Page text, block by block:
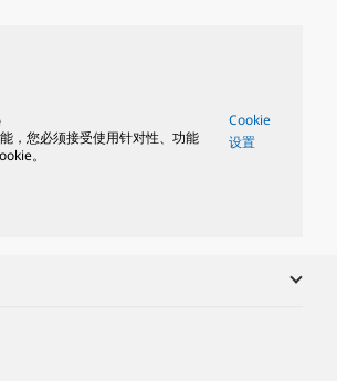
，您必须接受使用针对性、功能
。
Cookie
设置